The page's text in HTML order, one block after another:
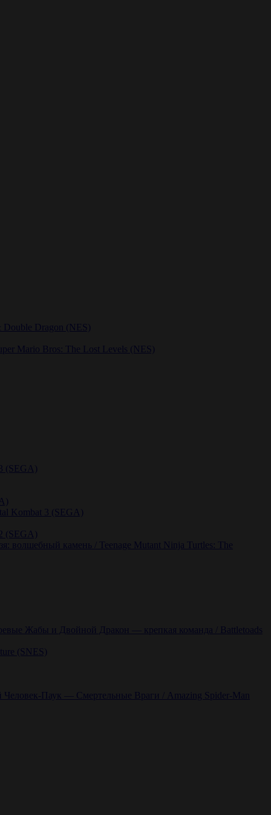
Dragon (NES)
Mario Bros: The Lost Levels (NES)
(SEGA)
Kombat 3 (SEGA)
(SEGA)
волшебный камень / Teenage Mutant Ninja Turtles: The
Жабы и Двойной Дракон — крепкая команда / Battletoads
(SNES)
Человек-Паук — Смертельные Враги / Amazing Spider-Man